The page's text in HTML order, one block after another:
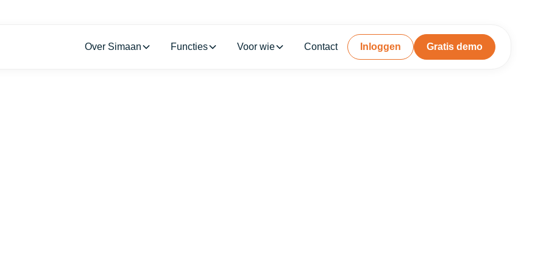
Over Simaan Functies Voor wie Contact Inloggen Gratis demo